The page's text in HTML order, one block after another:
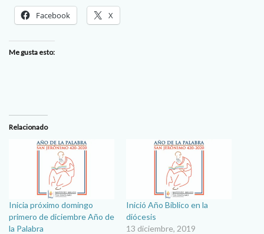
Facebook X
Me gusta esto:
Relacionado
Inicia próximo domingo
primero de diciembre Año de
la Palabra
Inició Año Bíblico en la
diócesis
13 diciembre, 2019